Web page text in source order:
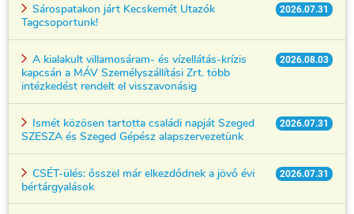
2026.07.31
Sárospatakon járt Kecskemét Utazók
Tagcsoportunk!
2026.08.03
A kialakult villamosáram- és vízellátás-krízis
kapcsán a MÁV Személyszállítási Zrt. több
intézkedést rendelt el visszavonásig
2026.07.31
Ismét közösen tartotta családi napját Szeged
SZESZA és Szeged Gépész alapszervezetünk
2026.07.31
CSÉT-ülés: ősszel már elkezdődnek a jövő évi
bértárgyalások